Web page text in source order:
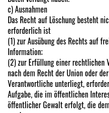
c) Ausnahmen
Das Recht auf Löschung besteht
erforderlich ist
(1) zur Ausübung des Rechts auf
Information;
(2) zur Erfüllung einer rechtlichen
nach dem Recht der Union oder
Verantwortliche unterliegt,
Aufgabe, die im öffentlichen
öffentlicher Gewalt erfolgt, die